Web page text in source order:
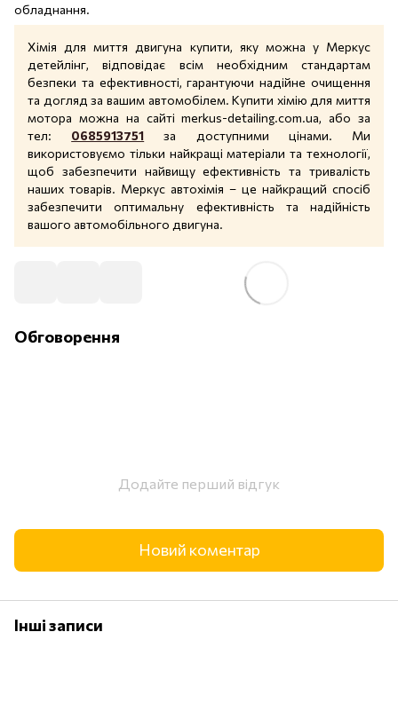
обладнання.
Хімія для миття двигуна купити, яку можна у Меркус
детейлінг, відповідає всім необхідним стандартам
безпеки та ефективності, гарантуючи надійне очищення
та догляд за вашим автомобілем. Купити хімію для миття
мотора можна на сайтіmerkus-detailing.com.ua, або за
тел: 0685913751 за доступними цінами. Ми
використовуємо тільки найкращі матеріали та технології,
щоб забезпечити найвищу ефективність та тривалість
наших товарів. Меркус автохімія – це найкращий спосіб
забезпечити оптимальну ефективність та надійність
вашого автомобільного двигуна.
Обговорення
Додайте перший відгук
Новий коментар
Інші записи